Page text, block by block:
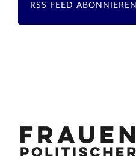
RSS FEED ABONNIEREN